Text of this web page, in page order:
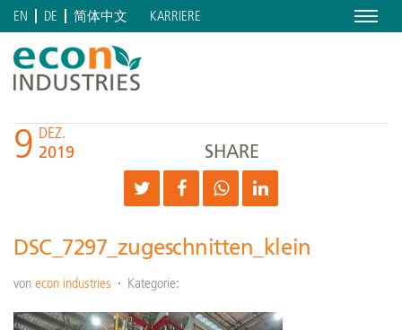
Menu
EN DE 简体中文 KARRIERE
9 DEZ.
2019 SHARE
DSC_7297_zugeschnitten_klein
von econ industries Kategorie: